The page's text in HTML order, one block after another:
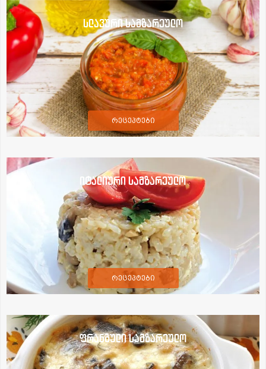
სლავური სამზარეულო
რეცეპტები
იტალიური სამზარეულო
რეცეპტები
ფრანგული სამზარეულო